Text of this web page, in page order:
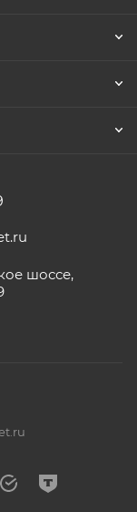
шоссе,